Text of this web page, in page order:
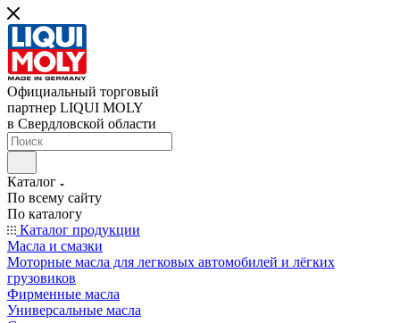
Официальный торговый
партнер LIQUI MOLY
в Свердловской области
Каталог
По всему сайту
По каталогу
Каталог продукции
Масла и смазки
Моторные масла для легковых автомобилей и лёгких
грузовиков
Фирменные масла
Универсальные масла